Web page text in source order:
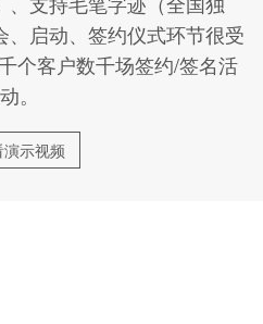
启动、签约仪式环节很受
个客户数千场签约/签名活
动。
示视频